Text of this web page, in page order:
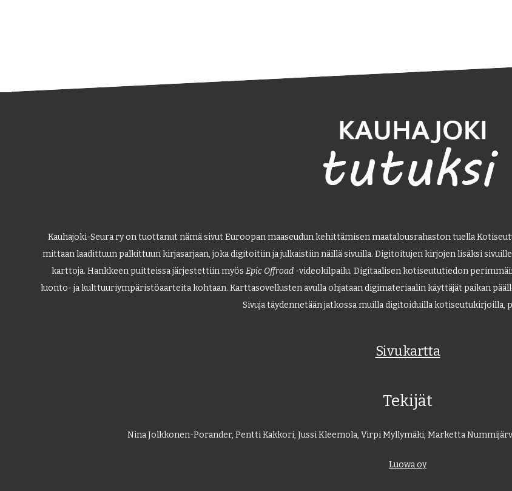
Kauhajoki-Seura ry on tuottanut nämä sivut Euroopan maaseudun kehittämisen maatalousrahaston tuella
mittaan laadittuun palkittuun kirjasarjaan, joka digitoitiin ja julkaistiin näillä sivuilla. Digitoitujen kirjojen lisäksi
karttoja. Hankkeen puitteissa järjestettiin myös Epic Offroad-videokilpailu. Digitaalisen kotiseututiedon
luonto- ja kulttuuriympäristöaarteita kohtaan. Karttasovellusten avulla ohjataan digimateriaalin käyttäjät paikan
Sivuja täydennetään jatkossa muilla digitoiduilla kotiseutukirjoilla,
Sivukartta
Tekijät
Nina Jolkkonen-Porander, Pentti Kakkori, Jussi Kleemola, Virpi Myllymäki, Marketta
Luowa oy